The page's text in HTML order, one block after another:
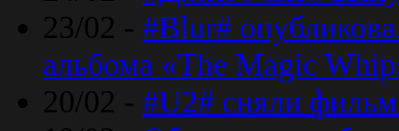
23/02 - #Blur#
альбома «The Magic
20/02 - #U2# сняли